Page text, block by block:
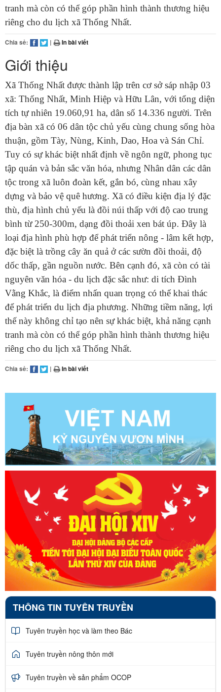
tranh mà còn có thể góp phần hình thành thương hiệu
riêng cho du lịch xã Thống Nhất.
Chia sẻ: | In bài viết
Giới thiệu
Xã Thống Nhất được thành lập trên cơ sở sáp nhập 03
xã: Thống Nhất, Minh Hiệp và Hữu Lân, với tổng diện
tích tự nhiên 19.060,91 ha, dân số 14.336 người. Trên
địa bàn xã có 06 dân tộc chủ yếu cùng chung sống hòa
thuận, gồm Tày, Nùng, Kinh, Dao, Hoa và Sán Chỉ.
Tuy có sự khác biệt nhất định về ngôn ngữ, phong tục
tập quán và bản sắc văn hóa, nhưng Nhân dân các dân
tộc trong xã luôn đoàn kết, gắn bó, cùng nhau xây
dựng và bảo vệ quê hương. Xã có điều kiện địa lý đặc
thù, địa hình chủ yếu là đồi núi thấp với độ cao trung
bình từ 250-300m, dạng đồi thoải xen bát úp. Đây là
loại địa hình phù hợp để phát triển nông - lâm kết hợp,
đặc biệt là trồng cây ăn quả ở các sườn đồi thoải, độ
dốc thấp, gần nguồn nước. Bên cạnh đó, xã còn có tài
nguyên văn hóa - du lịch đặc sắc như: di tích Đình
Vằng Khắc, là điểm nhấn quan trọng có thể khai thác
để phát triển du lịch địa phương. Những tiềm năng, lợi
thế này không chỉ tạo nên sự khác biệt, khả năng cạnh
tranh mà còn có thể góp phần hình thành thương hiệu
riêng cho du lịch xã Thống Nhất.
Chia sẻ: | In bài viết
THÔNG TIN TUYÊN TRUYỀN
Tuyên truyền học và làm theo Bác
Tuyên truyền nông thôn mới
Tuyên truyền về sản phẩm OCOP